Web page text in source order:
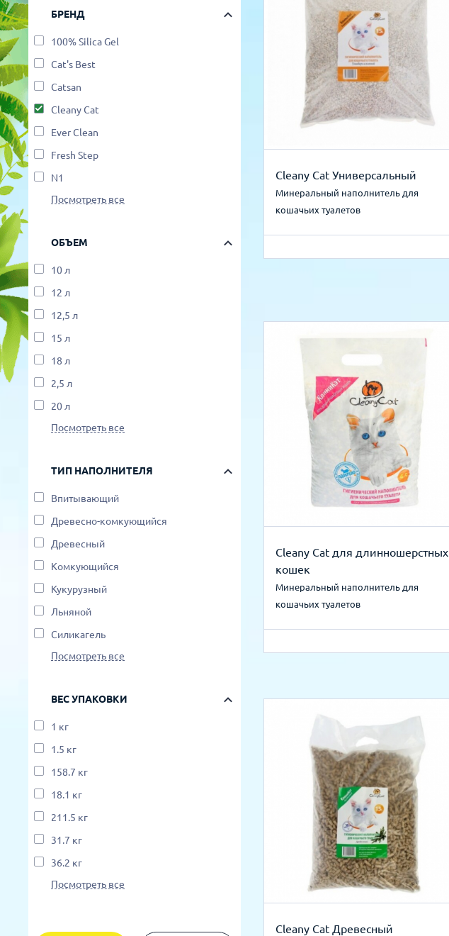
Для рептилий
БРЕНД
100% Silica Gel
Cat's Best
Catsan
Cleany Cat
Ever Clean
Fresh Step
N1
Посмотреть все
ОБЪЕМ
10 л
12 л
12,5 л
15 л
18 л
2,5 л
20 л
Посмотреть все
ТИП НАПОЛНИТЕЛЯ
Впитывающий
Древесно-комкующийся
Древесный
Комкующийся
Кукурузный
Льняной
Силикагель
Посмотреть все
ВЕС УПАКОВКИ
1 кг
1.5 кг
158.7 кг
18.1 кг
211.5 кг
31.7 кг
36.2 кг
Посмотреть все
Cleany Cat Универсальный
Минеральный наполнитель для
кошачьих туалетов
Cleany Cat для длинношерстных
кошек
Минеральный наполнитель для
кошачьих туалетов
Cleany Cat Древесный